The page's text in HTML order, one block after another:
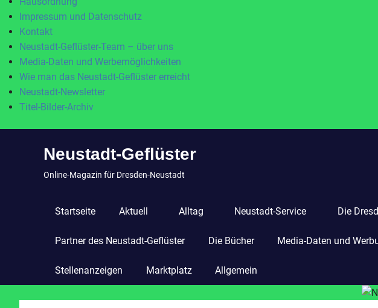
Impressum und Datenschutz
Kontakt
Neustadt-Geflüster-Team – über uns
Media-Daten und Werbemöglichkeiten
Wie man das Neustadt-Geflüster erreicht
Neustadt-Newsletter
Titel-Bilder-Archiv
Neustadt-Geflüster
Online-Magazin für Dresden-Neustadt
Startseite Aktuell Alltag Neustadt-Service Die
Partner des Neustadt-Geflüster Die Bücher Media-Daten und
Stellenanzeigen Marktplatz Allgemein